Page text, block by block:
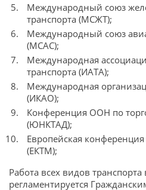
Международный союз
транспорта (МСЖТ);
Международный союз
(МСАС);
Международная
транспорта (ИАТА);
Международная
(ИКАО);
Конференция ООН по
(ЮНКТАД);
Европейская
(ЕКТМ);
Работа всех видов
регламентируется